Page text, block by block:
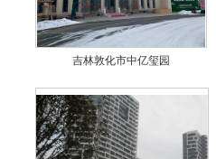
吉林敦化市中亿玺园